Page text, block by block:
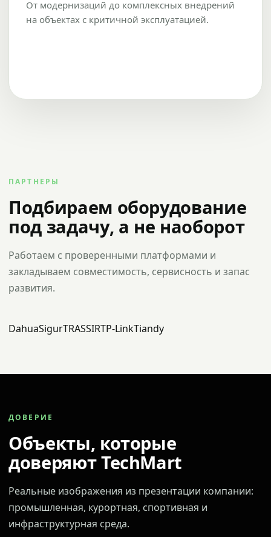
От модернизаций до комплексных внедрений
на объектах с критичной эксплуатацией.
ПАРТНЕРЫ
Подбираем оборудование
под задачу, а не наоборот
Работаем с проверенными платформами и
закладываем совместимость, сервисность и запас
развития.
DahuaSigurTRASSIRTP-LinkTiandy
ДОВЕРИЕ
Объекты, которые
доверяют TechMart
Реальные изображения из презентации компании:
промышленная, курортная, спортивная и
инфраструктурная среда.